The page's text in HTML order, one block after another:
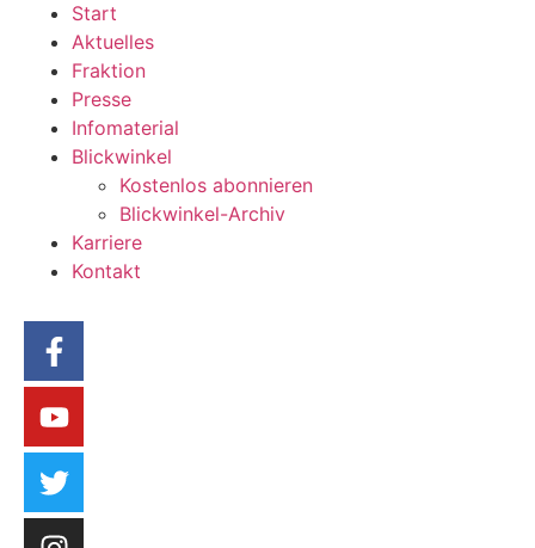
Start
Aktuelles
Fraktion
Presse
Infomaterial
Blickwinkel
Kostenlos abonnieren
Blickwinkel-Archiv
Karriere
Kontakt